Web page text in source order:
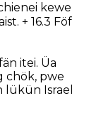
kewe
+ 16.3 Föf
itei. Üa
chök, pwe
Israel